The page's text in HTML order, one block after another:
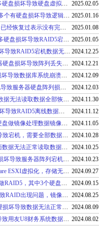
IBM V5000存储57个硬盘做RAID5，多硬盘损坏导致硬盘虚拟机数据全部丢失虚拟机数据全部修复成功
2025.02.05
联想ST558服务器5个8T硬盘做RAID5多个有硬盘损坏导致逻辑盘离线数据全部恢复成功 2025.01.16
惠普HP DL380G6服务器当地恢复公司已经恢复过表示没有完全把握能够恢复，于是还是得找专业的数据恢复公司数据全部恢复成功
2025.01.08
联想ST558服务器3个硬盘做RAID5，多硬盘损坏导致RAID5宕机数据无法正常读取数据全部恢复成功 2025.01.05
IBM X3650M3服务器由于硬盘先后损坏导致RAID5宕机数据无法正常读取数据全部恢复成功 2024.12.25
组装服务器用于集团公司展示，服务器硬盘损坏导致阵列丢失上门系统修复成功 2024.12.21
戴尔DELL T620服务器由于硬盘阵列损坏导致数据库系统崩溃数据库数据全部修复成功
2024.12.09
惠普HP DL388G9服务器由于意外断电导致服务器硬盘阵列损坏数据上门全部恢复成功
2024.12.03
戴尔R720服务器RAID5硬盘损坏导致数据无法读取数据全部恢复成功 2024.11.30
戴尔DELL MD3200存储由于多硬盘损坏导致RAID5离线数据无法读取数据全部恢复成功
2024.11.12
戴尔DELL R740服务器集群，需要对硬盘做镜像处理数据镜像全部成功
2024.11.05
浪潮服务器硬盘RAID5由于硬盘损坏导致宕机，需要全部数据胡覅u数据全部回复成功 2024.10.28
IBM V3500存储由于控制损坏导致里面数据无法正常读取数据全部恢复成功
2024.10.25
联想X3650M5服务器RAID5两个硬盘损坏导致服务器阵列宕机数据无法读取虚拟机全部恢复修复成功 2024.10.23
华为超聚变服务器8个8TB硬盘跑Vmware ESXI虚拟化，存储无故无法读取虚拟机全部恢复成功 2024.09.27
戴尔DELL NX9320 NAS存储12个4TB做RAID5，其中3个硬盘完全物理损坏数据全部恢复成功
2024.09.15
宏杉MS5500存储其中一个硬盘损坏导致RAID出现问题，镜像损坏硬盘故障硬盘镜像成功 2024.08.25
联想服务器两个硬盘做RAID1硬盘物理损坏导致数据无法正常识别数据全部恢复成功 2024.08.09
戴尔DELL R440服务器由于硬盘损坏导致用友U8财务系统数据库账套数据无法读取账套数据库全部恢复成功 2024.08.02